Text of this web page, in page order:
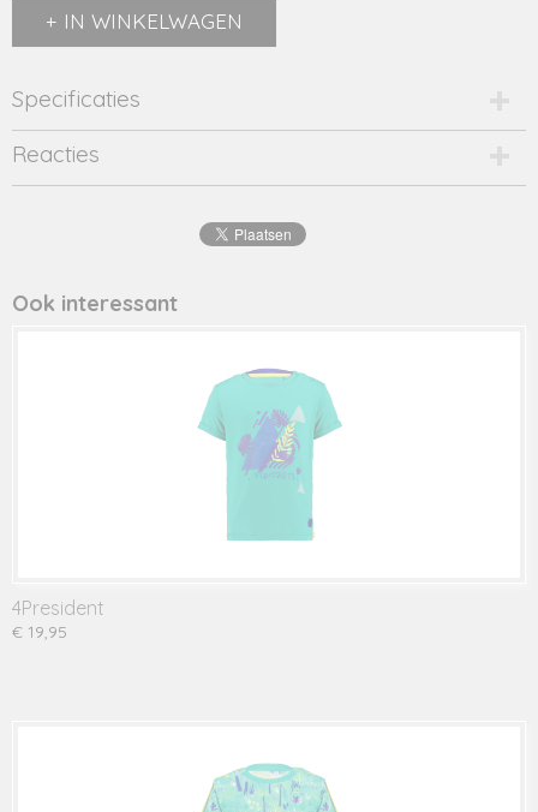
IN WINKELWAGEN
Specificaties
Productcode
eros-20719
Productcode leverancier
Reacties
Ook interessant
4President
€ 19,95